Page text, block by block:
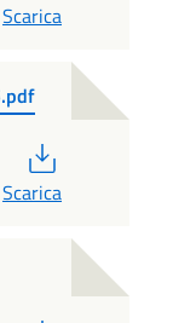
Scarica
Scarica